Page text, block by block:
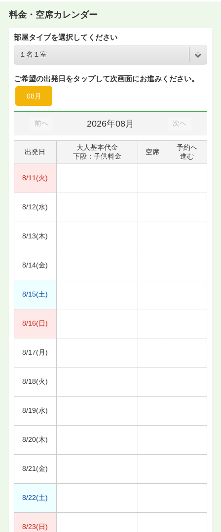
料金・空席カレンダー
部屋タイプを選択してください
ご希望の出発日をタップして次画面にお進みください。
08月
前へ 2026年08月 次へ
出発日
大人基本代金
下段：子供料金
空席
予約へ
進む
8/11(火)
8/12(水)
8/13(木)
8/14(金)
8/15(土)
8/16(日)
8/17(月)
8/18(火)
8/19(水)
8/20(木)
8/21(金)
8/22(土)
8/23(日)